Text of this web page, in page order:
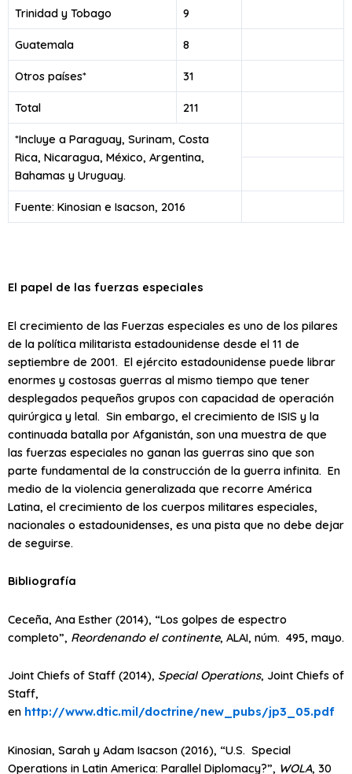
Trinidad y Tobago 9
Guatemala 8
Otros países* 31
Total 211
*Incluye a Paraguay, Surinam, Costa
Rica, Nicaragua, México, Argentina,
Bahamas y Uruguay.
Fuente: Kinosian e Isacson, 2016
El papel de las fuerzas especiales
El crecimiento de las Fuerzas especiales es uno de los pilares
de la política militarista estadounidense desde el 11 de
septiembre de 2001. El ejército estadounidense puede librar
enormes y costosas guerras al mismo tiempo que tener
desplegados pequeños grupos con capacidad de operación
quirúrgica y letal. Sin embargo, el crecimiento de ISIS y la
continuada batalla por Afganistán, son una muestra de que
las fuerzas especiales no ganan las guerras sino que son
parte fundamental de la construcción de la guerra infinita. En
medio de la violencia generalizada que recorre América
Latina, el crecimiento de los cuerpos militares especiales,
nacionales o estadounidenses, es una pista que no debe dejar
de seguirse.
Bibliografía
Ceceña, Ana Esther (2014), “Los golpes de espectro
completo”, Reordenando el continente, ALAI, núm. 495, mayo.
Joint Chiefs of Staff (2014), Special Operations, Joint Chiefs of
Staff,
en http://www.dtic.mil/doctrine/new_pubs/jp3_05.pdf
Kinosian, Sarah y Adam Isacson (2016), “U.S. Special
Operations in Latin America: Parallel Diplomacy?”, WOLA, 30